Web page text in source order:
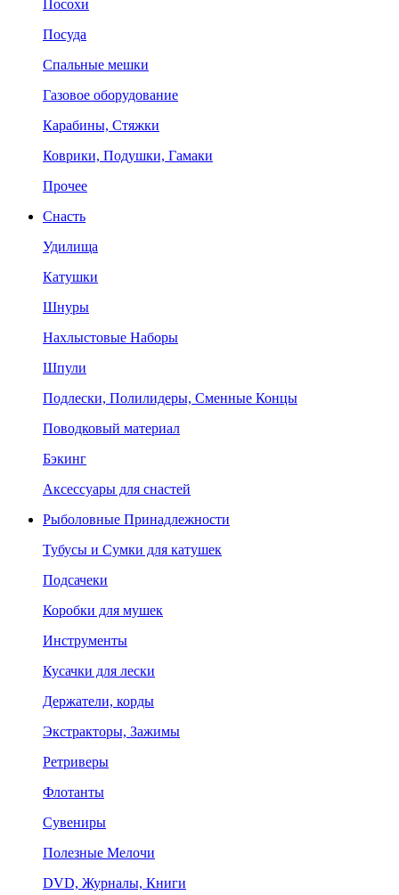
Посохи
Посуда
Спальные мешки
Газовое оборудование
Карабины, Стяжки
Коврики, Подушки, Гамаки
Прочее
Снасть
Удилища
Катушки
Шнуры
Нахлыстовые Наборы
Шпули
Подлески, Полилидеры, Сменные Концы
Поводковый материал
Бэкинг
Аксессуары для снастей
Рыболовные Принадлежности
Тубусы и Сумки для катушек
Подсачеки
Коробки для мушек
Инструменты
Кусачки для лески
Держатели, корды
Экстракторы, Зажимы
Ретриверы
Флотанты
Сувениры
Полезные Мелочи
DVD, Журналы, Книги